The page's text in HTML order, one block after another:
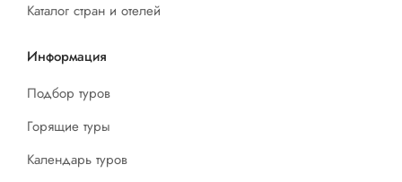
Каталог стран и отелей
Информация
Подбор туров
Горящие туры
Календарь туров